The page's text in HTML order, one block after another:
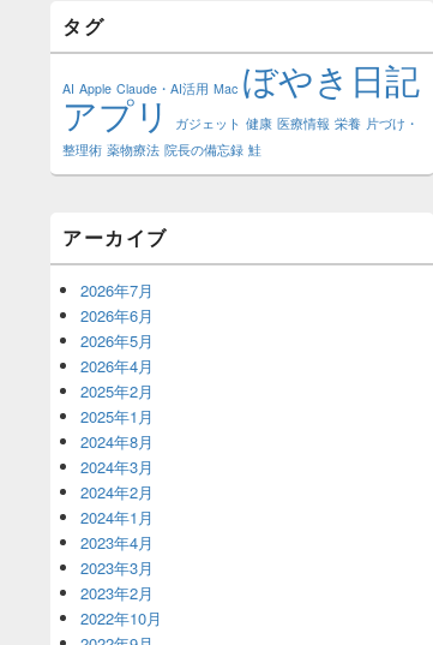
タグ
AI Apple Claude・AI活用 Mac ぼやき日記
アプリ ガジェット 健康 医療情報 栄養 片づけ・
整理術 薬物療法 院長の備忘録 鮭
アーカイブ
2026年7月
2026年6月
2026年5月
2026年4月
2025年2月
2025年1月
2024年8月
2024年3月
2024年2月
2024年1月
2023年4月
2023年3月
2023年2月
2022年10月